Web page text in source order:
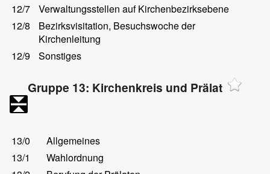
12/7
Verwaltungsstellen auf Kirchenbezirksebene
12/8
Bezirksvisitation, Besuchswoche der
Kirchenleitung
12/9
Sonstiges
Gruppe 13: Kirchenkreis und Prälat
13/0
Allgemeines
13/1
Wahlordnung